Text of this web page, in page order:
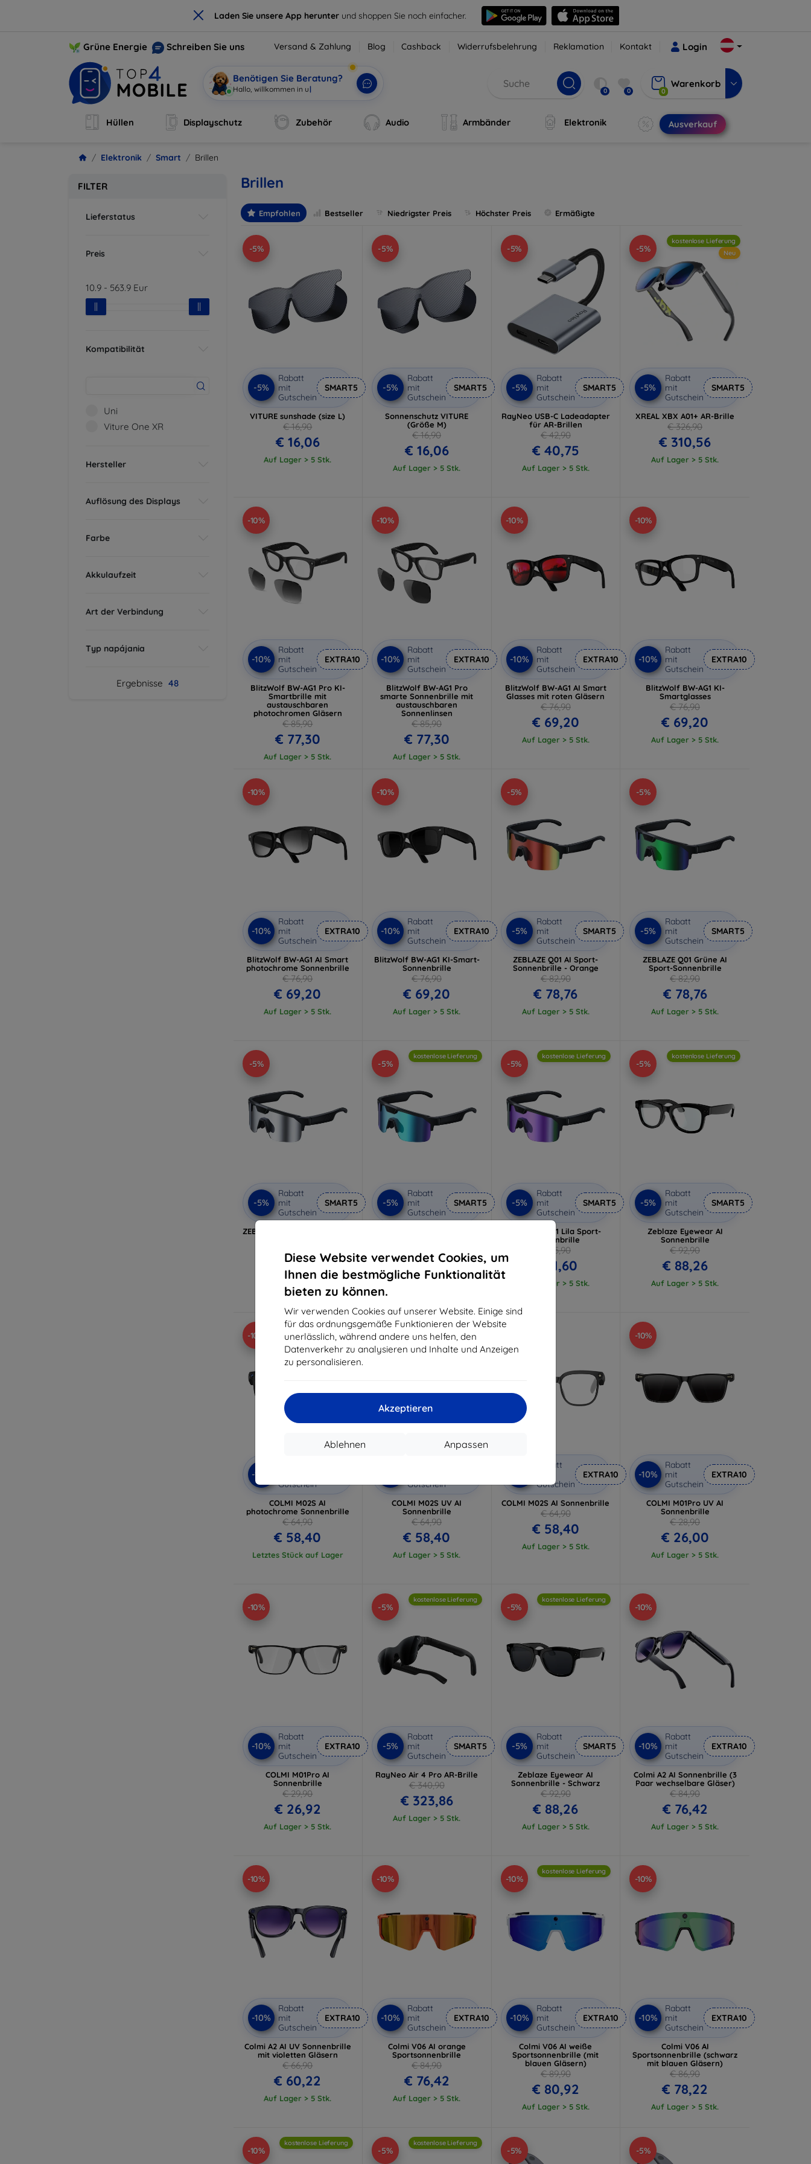
× Laden Sie unsere App herunter und shoppen Sie noch einfacher.
Diese Website verwendet Cookies, um
Ihnen die bestmögliche Funktionalität
bieten zu können.
Wir verwenden Cookies auf unserer Website. Einige sind
für das ordnungsgemäße Funktionieren der Website
unerlässlich, während andere uns helfen, den
Datenverkehr zu analysieren und Inhalte und Anzeigen
zu personalisieren.
Akzeptieren
Anpassen
Ablehnen
Grüne Energie Schreiben Sie uns Versand & Zahlung Blog Cashback Widerrufsbelehrung Reklamation Kontakt Login
Benötigen Sie Beratung?
Ich bin Mo| 0 0 0
Warenkorb
Hüllen Displayschutz Zubehör Audio Armbänder Elektronik Ausverkauf
Elektronik Smart Brillen
FILTER
Lieferstatus
Preis
10.9 - 563.9 Eur
Kompatibilität
Uni
Viture One XR
Hersteller
Auflösung des Displays
Farbe
Akkulaufzeit
Art der Verbindung
Typ napájania
Ergebnisse 48
Brillen
Empfohlen Bestseller Niedrigster Preis Höchster Preis Ermäßigte
-5%
-5%
Rabatt
mit
Gutschein
SMART5
VITURE sunshade (size L)
€ 16,90
€ 16,06
Auf Lager > 5 Stk.
-5%
-5%
Rabatt
mit
Gutschein
SMART5
Sonnenschutz VITURE
(Größe M)
€ 16,90
€ 16,06
Auf Lager > 5 Stk.
-5%
-5%
Rabatt
mit
Gutschein
SMART5
RayNeo USB-C Ladeadapter
für AR-Brillen
€ 42,90
€ 40,75
Auf Lager > 5 Stk.
-5%
kostenlose Lieferung
Neu
-5%
Rabatt
mit
Gutschein
SMART5
XREAL XBX A01+ AR-Brille
€ 326,90
€ 310,56
Auf Lager > 5 Stk.
-10%
-10%
Rabatt
mit
Gutschein
EXTRA10
BlitzWolf BW-AG1 Pro KI-
Smartbrille mit
austauschbaren
photochromen Gläsern
€ 85,90
€ 77,30
Auf Lager > 5 Stk.
-10%
-10%
Rabatt
mit
Gutschein
EXTRA10
BlitzWolf BW-AG1 Pro
smarte Sonnenbrille mit
austauschbaren
Sonnenlinsen
€ 85,90
€ 77,30
Auf Lager > 5 Stk.
-10%
-10%
Rabatt
mit
Gutschein
EXTRA10
BlitzWolf BW-AG1 AI Smart
Glasses mit roten Gläsern
€ 76,90
€ 69,20
Auf Lager > 5 Stk.
-10%
-10%
Rabatt
mit
Gutschein
EXTRA10
BlitzWolf BW-AG1 KI-
Smartglasses
€ 76,90
€ 69,20
Auf Lager > 5 Stk.
-10%
-10%
Rabatt
mit
Gutschein
EXTRA10
BlitzWolf BW-AG1 AI Smart
photochrome Sonnenbrille
€ 76,90
€ 69,20
Auf Lager > 5 Stk.
-10%
-10%
Rabatt
mit
Gutschein
EXTRA10
BlitzWolf BW-AG1 KI-Smart-
Sonnenbrille
€ 76,90
€ 69,20
Auf Lager > 5 Stk.
-5%
-5%
Rabatt
mit
Gutschein
SMART5
ZEBLAZE Q01 AI Sport-
Sonnenbrille - Orange
€ 82,90
€ 78,76
Auf Lager > 5 Stk.
-5%
-5%
Rabatt
mit
Gutschein
SMART5
ZEBLAZE Q01 Grüne AI
Sport-Sonnenbrille
€ 82,90
€ 78,76
Auf Lager > 5 Stk.
-5%
-5%
Rabatt
mit
Gutschein
SMART5
ZEBLAZE Q01 Silberne Sport-
€ 82,90
€ 78,76
-5%
kostenlose Lieferung
-5%
Rabatt
mit
Gutschein
SMART5
€ 84,90
€ 80,65
-5%
kostenlose Lieferung
-5%
Rabatt
mit
Gutschein
SMART5
ZEBLAZE Q01 Lila Sport-
Sonnenbrille
€ 85,90
€ 81,60
Auf Lager > 5 Stk.
-5%
kostenlose Lieferung
-5%
Rabatt
mit
Gutschein
SMART5
Zeblaze Eyewear AI
Sonnenbrille
€ 92,90
€ 88,26
Auf Lager > 5 Stk.
-10%
-10%
Gutschein
COLMI M02S AI
photochrome Sonnenbrille
€ 64,90
€ 58,40
Letztes Stück auf Lager
-10%
Gutschein
COLMI M02S UV AI
Sonnenbrille
€ 64,90
€ 58,40
Auf Lager > 5 Stk.
Rabatt
Gutschein
EXTRA10
COLMI M02S AI Sonnenbrille
€ 64,90
€ 58,40
Auf Lager > 5 Stk.
-10%
-10%
Rabatt
mit
Gutschein
EXTRA10
COLMI M01Pro UV AI
Sonnenbrille
€ 28,90
€ 26,00
Auf Lager > 5 Stk.
-10%
-10%
Rabatt
mit
Gutschein
EXTRA10
COLMI M01Pro AI
Sonnenbrille
€ 29,90
€ 26,92
Auf Lager > 5 Stk.
-5%
kostenlose Lieferung
-5%
Rabatt
mit
Gutschein
SMART5
RayNeo Air 4 Pro AR-Brille
€ 340,90
€ 323,86
Auf Lager > 5 Stk.
-5%
kostenlose Lieferung
-5%
Rabatt
mit
Gutschein
SMART5
Zeblaze Eyewear AI
Sonnenbrille - Schwarz
€ 92,90
€ 88,26
Auf Lager > 5 Stk.
-10%
-10%
Rabatt
mit
Gutschein
EXTRA10
Colmi A2 AI Sonnenbrille (3
Paar wechselbare Gläser)
€ 84,90
€ 76,42
Auf Lager > 5 Stk.
-10%
-10%
Rabatt
mit
Gutschein
EXTRA10
Colmi A2 AI UV Sonnenbrille
mit violetten Gläsern
€ 66,90
€ 60,22
Auf Lager > 5 Stk.
-10%
-10%
Rabatt
mit
Gutschein
EXTRA10
Colmi V06 AI orange
Sportsonnenbrille
€ 84,90
€ 76,42
Auf Lager > 5 Stk.
-10%
kostenlose Lieferung
-10%
Rabatt
mit
Gutschein
EXTRA10
Colmi V06 AI weiße
Sportsonnenbrille (mit
blauen Gläsern)
€ 89,90
€ 80,92
Auf Lager > 5 Stk.
-10%
-10%
Rabatt
mit
Gutschein
EXTRA10
Colmi V06 AI
Sportsonnenbrille (schwarz
mit blauen Gläsern)
€ 86,90
€ 78,22
Auf Lager > 5 Stk.
-10%
kostenlose Lieferung
-5%
kostenlose Lieferung
-5% -5%